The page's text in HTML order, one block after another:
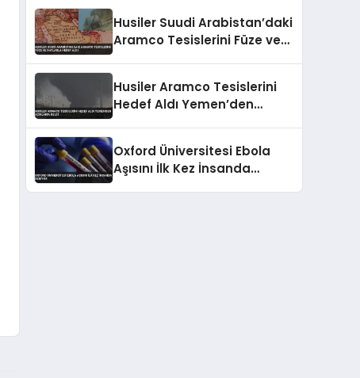
Husiler Suudi Arabistan’daki
Aramco Tesislerini Füze ve
Husiler Aramco Tesislerini
Hedef Aldı Yemen’den
Oxford Üniversitesi Ebola
Aşısını İlk Kez İnsanda